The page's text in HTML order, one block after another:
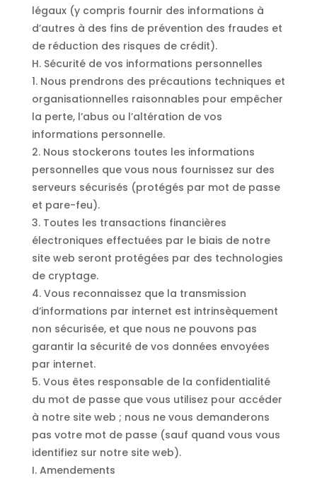
légaux (y compris fournir des informations à
d’autres à des fins de prévention des fraudes et
de réduction des risques de crédit).
H. Sécurité de vos informations personnelles
1. Nous prendrons des précautions techniques et
organisationnelles raisonnables pour empêcher
la perte, l’abus ou l’altération de vos
informations personnelle.
2. Nous stockerons toutes les informations
personnelles que vous nous fournissez sur des
serveurs sécurisés (protégés par mot de passe
et pare-feu).
3. Toutes les transactions financières
électroniques effectuées par le biais de notre
site web seront protégées par des technologies
de cryptage.
4. Vous reconnaissez que la transmission
d’informations par internet est intrinsèquement
non sécurisée, et que nous ne pouvons pas
garantir la sécurité de vos données envoyées
par internet.
5. Vous êtes responsable de la confidentialité
du mot de passe que vous utilisez pour accéder
à notre site web ; nous ne vous demanderons
pas votre mot de passe (sauf quand vous vous
identifiez sur notre site web).
I. Amendements